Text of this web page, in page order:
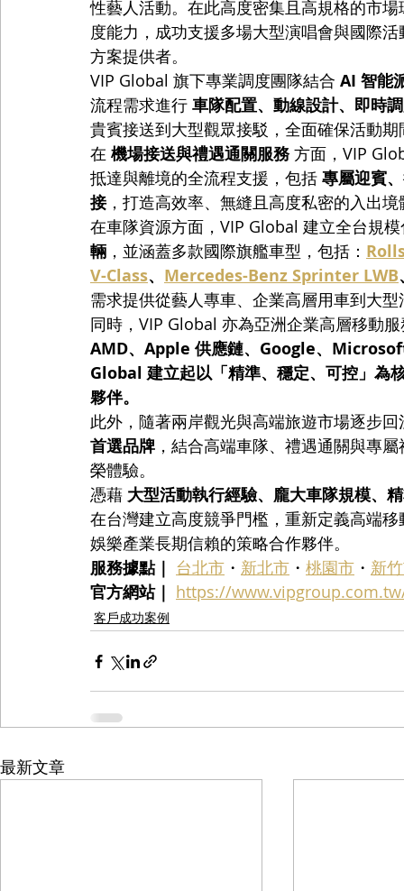
性藝人活動。在此高度密集且高規格的市
度能力，成功支援多場大型演唱會與國際
方案提供者。
VIP Global 旗下專業調度團隊結合 AI 智能
流程需求進行 車隊配置、動線設計、即時
貴賓接送到大型觀眾接駁，全面確保活動
在 機場接送與禮遇通關服務 方面，VIP
抵達與離境的全流程支援，包括 專屬迎賓
接，打造高效率、無縫且高度私密的入出境
在車隊資源方面，VIP Global 建立全台規
輛 ，並涵蓋多款國際旗艦車型，包括：
V-Class、 Mercedes-Benz Sprinter LWB
需求提供從藝人專車、企業高層用車到大
同時，VIP Global 亦為亞洲企業高層移動
AMD、Apple 供應鏈、Google、
Global 建立起以「精準、穩定、可控」為
夥伴。
此外，隨著兩岸觀光與高端旅遊市場逐步
首選品牌 ，結合高端車隊、禮遇通關與專
榮體驗。
憑藉 大型活動執行經驗、龐大車隊規模、
在台灣建立高度競爭門檻，重新定義高端
娛樂產業長期信賴的策略合作夥伴。
服務據點｜ 台北市 ・ 新北市 ・ 桃園市 ・ 新
官方網站｜ https://
客戶成功案例
最新文章